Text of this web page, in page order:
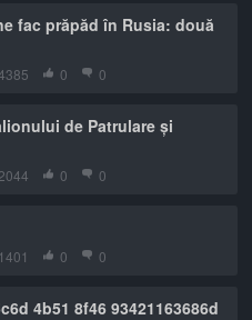
fac prăpăd în Rusia: două
0 0
de Patrulare și
2044 0 0
1401 0 0
4b51 8f46 93421163686d